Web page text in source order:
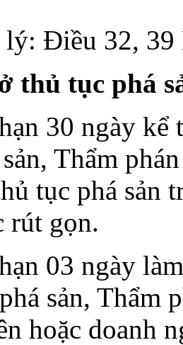
lý: Điều 32, 39
thủ tục phá
30 ngày kể
Thẩm
tục phá sản
rút gọn.
03 ngày
sản, Thẩm
hoặc doanh